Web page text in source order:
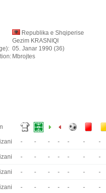
Republika e Shqiperise
Gezim KRASNIQI
05. Janar 1990 (36)
Mbrojtes
- - - - - - -
- - - - - - -
- - - - - - -
- - - - - - -